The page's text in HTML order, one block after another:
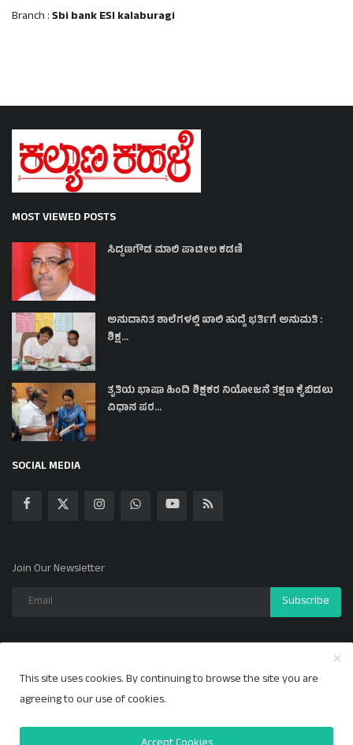
Branch :Sbi bank ESI kalaburagi
MOST VIEWED POSTS
ಸಿದ್ದಣಗೌಡ ಮಾಲಿ ಪಾಟೀಲ ಕಡಣಿ
ಅನುದಾನಿತ ಶಾಲೆಗಳಲ್ಲಿ ಖಾಲಿ ಹುದ್ದೆ ಭರ್ತಿಗೆ ಅನುಮತಿ :
ಶಿಕ್ಷ...
ತೃತಿಯ ಭಾಷಾ ಹಿಂದಿ ಶಿಕ್ಷಕರ ನಿಯೋಜನೆ ತಕ್ಷಣ ಕೈಬಿಡಲು
ವಿಧಾನ ಪರ...
SOCIAL MEDIA
Join Our Newsletter
Subscribe
Copyright 2024 ಕಲ್ಯಾಣ ಕಹಳೆ - All Rights Reserved.
Privacy Policy
This site uses cookies. By continuing to browse the site you are
agreeing to our use of cookies.